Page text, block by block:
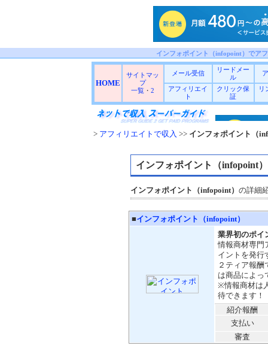
インフォポイント（infopoint）でア
HOME
サイトマッ
プ
一覧 ・ 2
メール受信
リードメー
ル
アフィリエイ
ト
クリック保
証
リ
> アフィリエイトで収入 >> インフォポイント（
インフォポイント（infopoint）
インフォポイント（infopoint） の詳細
■インフォポイント（infopoint）
業界初のポイ
情報商材専門
イントを発行
２ティア報
は商品によっ
※情報商材は
待できます！
紹介報酬
支払い
審査